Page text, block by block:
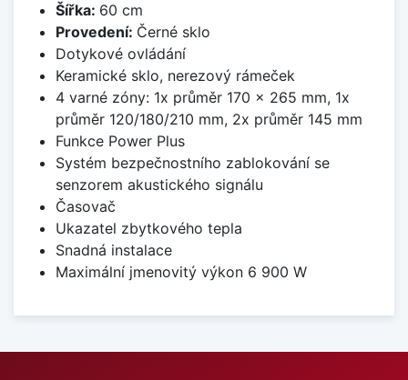
Šířka: 60 cm
Provedení: Černé sklo
Dotykové ovládání
Keramické sklo, nerezový rámeček
4 varné zóny: 1x průměr 170 x 265 mm, 1x
průměr 120/180/210 mm, 2x průměr 145 mm
Funkce Power Plus
Systém bezpečnostního zablokování se
senzorem akustického signálu
Časovač
Ukazatel zbytkového tepla
Snadná instalace
Maximální jmenovitý výkon 6 900 W